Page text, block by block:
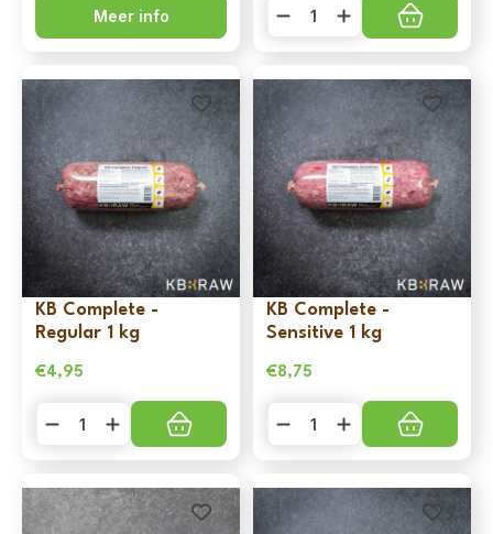
Meer info
Extra
Supplement
NO
Calcium
500gr
aantal
KB Complete -
Regular 1 kg
€4,95
Complete
kg
aantal
KB Complete -
Sensitive 1 kg
€8,75
Complete
kg
aantal